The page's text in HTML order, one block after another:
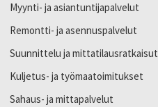
Myynti- ja asiantuntijapalvelut
Remontti- ja asennuspalvelut
Suunnittelu ja mittatilausratkaisut
Kuljetus- ja työmaatoimitukset
Sahaus- ja mittapalvelut